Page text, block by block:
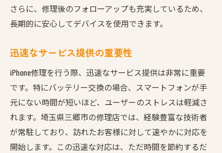
さらに、修理後のフォローアップも充実しているため、
長期的に安心してデバイスを使用できます。
迅速なサービス提供の重要性
iPhone修理を行う際、迅速なサービス提供は非常に重要
です。特にバッテリー交換の場合、スマートフォンが手
元にない時間が短いほど、ユーザーのストレスは軽減さ
れます。埼玉県三郷市の修理店では、経験豊富な技術者
が常駐しており、訪れたお客様に対して速やかに対応を
開始します。この迅速な対応は、ただ時間を節約するだ